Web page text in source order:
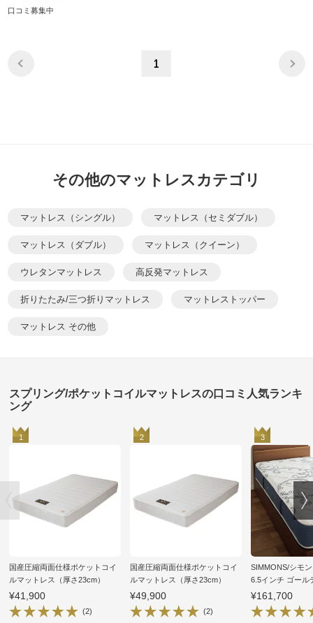
口コミ募集中
1
その他のマットレスカテゴリ
マットレス（シングル） マットレス（セミダブル）
マットレス（ダブル） マットレス（クイーン）
ウレタンマットレス 高反発マットレス
折りたたみ/三つ折りマットレス マットレストッパー
マットレス その他
スプリング/ポケットコイルマットレスの口コミ人気ランキ
ング
1
国産圧縮両面仕様ポケットコイ
ルマットレス（厚さ23cm）
¥41,900
(2)
2
国産圧縮両面仕様ポケットコイ
ルマットレス（厚さ23cm）
¥49,900
(2)
3
SIMMONS/シモ
6.5インチ ゴール
ポケットコイル
¥161,700